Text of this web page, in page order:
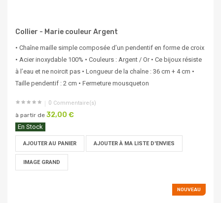
Collier - Marie couleur Argent
• Chaîne maille simple composée d’un pendentif en forme de croix
• Acier inoxydable 100% • Couleurs : Argent / Or • Ce bijoux résiste
à l’eau et ne noircit pas • Longueur de la chaîne : 36 cm + 4 cm •
Taille pendentif : 2 cm • Fermeture mousqueton
0 Commentaire(s)
à partir de 32,00 €
En Stock
AJOUTER AU PANIER AJOUTER À MA LISTE D'ENVIES
IMAGE GRAND
NOUVEAU